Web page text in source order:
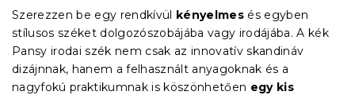
Szerezzen be egy rendkívül kényelmes és egyben
stílusos széket dolgozószobájába vagy irodájába. A kék
Pansy irodai szék nem csak az innovatív skandináv
dizájnnak, hanem a felhasznált anyagoknak és a
nagyfokú praktikumnak is köszönhetően egy kis